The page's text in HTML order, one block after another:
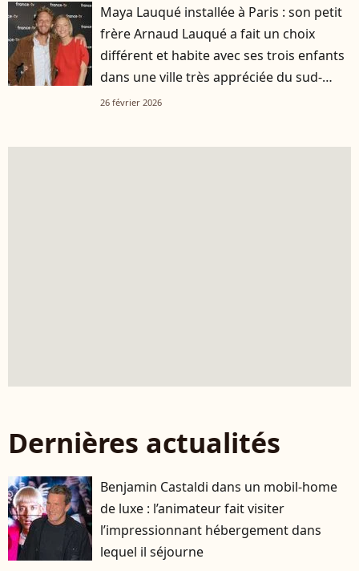
Maya Lauqué installée à Paris : son petit
frère Arnaud Lauqué a fait un choix
différent et habite avec ses trois enfants
dans une ville très appréciée du sud-
ouest
26 février 2026
Dernières actualités
Benjamin Castaldi dans un mobil-home
de luxe : l’animateur fait visiter
l’impressionnant hébergement dans
lequel il séjourne